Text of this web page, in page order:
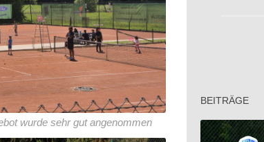
wurde sehr gut angenommen
BEITRÄGE